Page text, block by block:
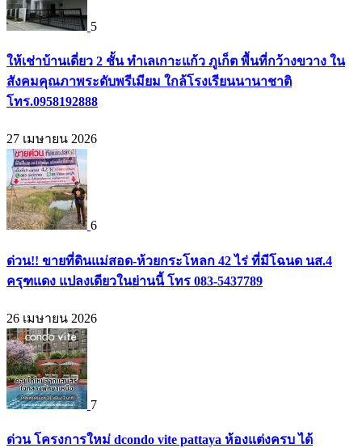
5
ให้เช่าบ้านเดี่ยว 2 ชั้น ทำเลเกาะแก้ว ภูเก็ต พื้นที่กว้างขวาง ใน
สังคมคุณภาพระดับพรีเมียม ใกล้โรงเรียนนานาชาติ
โทร.0958192888
27 เมษายน 2026
6
ด่วน!! ขายที่ดินแม่สอด-ห้วยกระโหลก 42 ไร่ ที่มีโฉนด นส.4
ครุฑแดง แปลงเดียวในย่านนี้ โทร 083-5437789
26 เมษายน 2026
7
ด่วน โครงการใหม่ dcondo vite pattaya ห้องแต่งครบ ได้